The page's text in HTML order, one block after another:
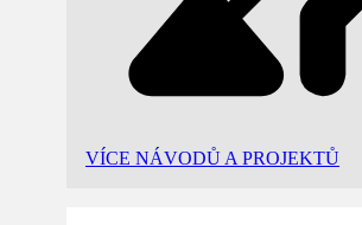
VÍCE NÁVODŮ A PROJEKTŮ